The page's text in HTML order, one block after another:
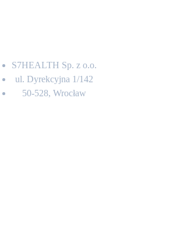
S7HEALTH Sp. z o.o.
ul. Dyrekcyjna 1/142
50-528, Wrocław